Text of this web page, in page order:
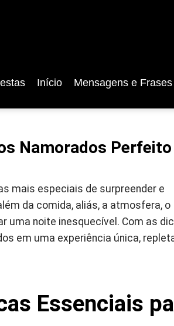
Início Mensagens e Frases
Namorados Perfeito
mais especiais de surpreender e
da comida, aliás, a atmosfera, o
uma noite inesquecível. Com as
em uma experiência única,
Essenciais